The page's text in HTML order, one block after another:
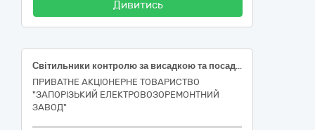
Дивитись
Світильники контролю за висадкою та посадкою пасажирів для дизель-поїзда ДР1А з 4 вагонів (2 моторних та 2 причипних вагонів)
ПРИВАТНЕ АКЦІОНЕРНЕ ТОВАРИСТВО
"ЗАПОРІЗЬКИЙ ЕЛЕКТРОВОЗОРЕМОНТНИЙ
ЗАВОД"